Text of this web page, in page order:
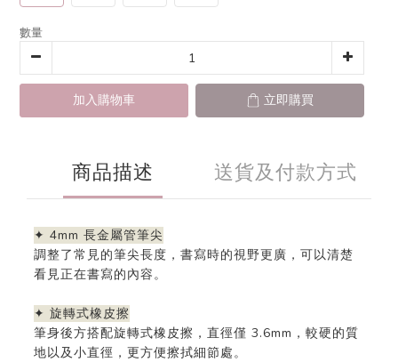
數量
加入購物車 立即購買
商品描述 送貨及付款方式
✦ 4mm 長金屬管筆尖
調整了常見的筆尖長度，書寫時的視野更廣，可以清楚
看見正在書寫的內容。
✦ 旋轉式橡皮擦
筆身後方搭配旋轉式橡皮擦，直徑僅 3.6mm，較硬的質
地以及小直徑，更方便擦拭細節處。